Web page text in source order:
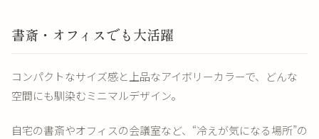
書斎・オフィスでも大活躍
コンパクトなサイズ感と上品なアイボリーカラーで、どんな
空間にも馴染むミニマルデザイン。
自宅の書斎やオフィスの会議室など、“冷えが気になる場所”の